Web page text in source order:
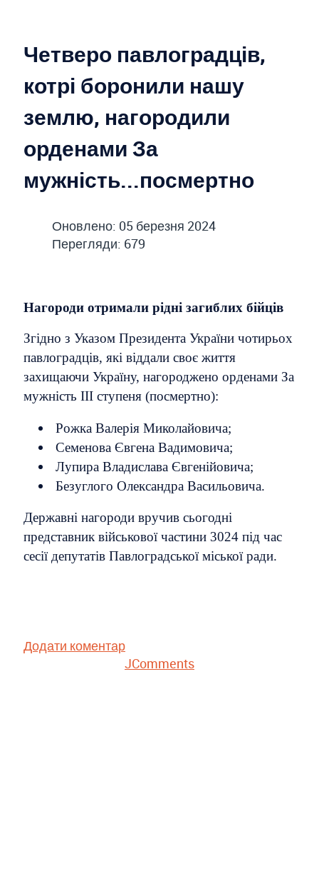
Четверо павлоградців,
котрі боронили нашу
землю, нагородили
орденами За
мужність...посмертно
Оновлено: 05 березня 2024
Перегляди: 679
Нагороди отримали рідні загиблих бійців
Згідно з Указом Президента України чотирьох
павлоградців, які віддали своє життя
захищаючи Україну, нагороджено орденами За
мужність ІІІ ступеня (посмертно):
Рожка Валерія Миколайовича;
Семенова Євгена Вадимовича;
Лупира Владислава Євгенійовича;
Безуглого Олександра Васильовича.
Державні нагороди вручив сьогодні
представник військової частини 3024 під час
сесії депутатів Павлоградської міської ради.
Додати коментар
JComments